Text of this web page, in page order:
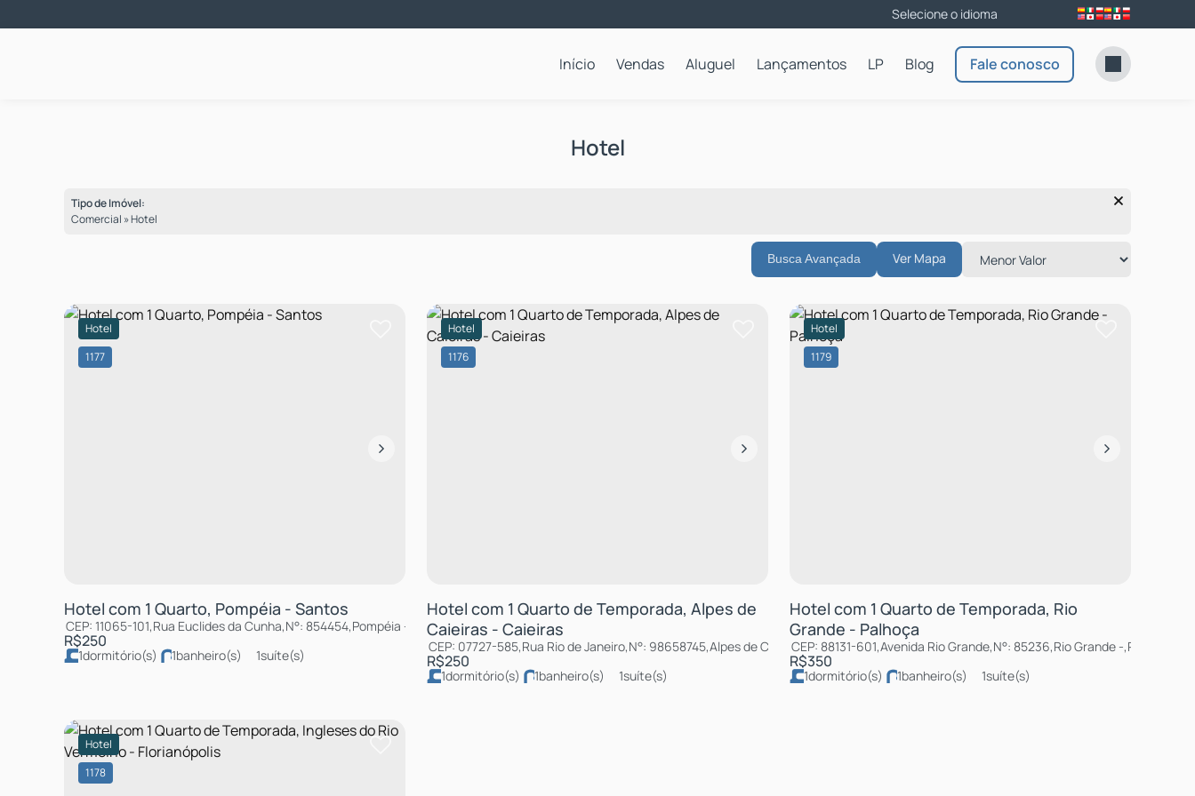
Fale conosco
Blog
LP
Lançamentos
Aluguel
Vendas
Início
Hotel
Tipo de Imóvel:
Comercial » Hotel
Busca Avançada Ver Mapa
1177
Hotel
Hotel com 1 Quarto, Pompéia - Santos
R$250
CEP: 11065-101,Rua Euclides da Cunha,N°: 854454,Pompéia Santos,São Paulo,Brasil
1dormitório(s) 1banheiro(s) 1suíte(s)
1176
Hotel
Hotel com 1 Quarto de Temporada, Alpes de
Caieiras - Caieiras
R$250
CEP: 07727-585,Rua Rio de Janeiro,N°: 98658745,Alpes de Caieiras , Caieiras,São Paulo Brasil
1dormitório(s) 1banheiro(s) 1suíte(s)
1179
Hotel
Hotel com 1 Quarto de Temporada, Rio
Grande - Palhoça
R$350
CEP: 88131-601,Avenida Rio Grande,N°: 85236,Rio Grande ,Palhoça
1dormitório(s) 1banheiro(s) 1suíte(s)
1178
Hotel